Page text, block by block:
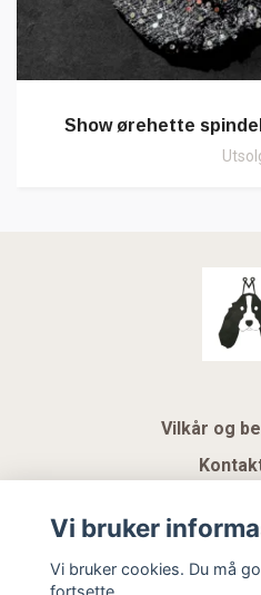
Show ørehette
Vilkår og
Vi bruker
Vi bruker cookies. Du må
fortsette.